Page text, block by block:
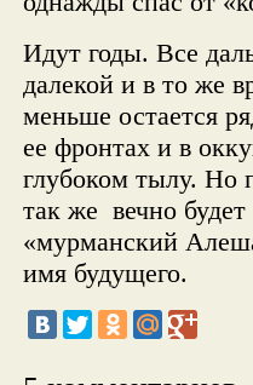
Идут годы. Все
далекой и в то же
меньше остается
ее фронтах и в
глубоком тылу. Но
так же вечно
«мурманский
имя будущего.